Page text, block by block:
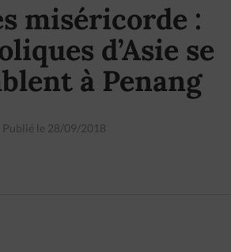
miséricorde :
d’Asie se
à Penang
Publié le 28/09/2018